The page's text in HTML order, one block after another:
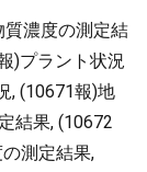
質濃度の測定結
)プラント状況
, (10671報)地
結果, (10672
測定結果,